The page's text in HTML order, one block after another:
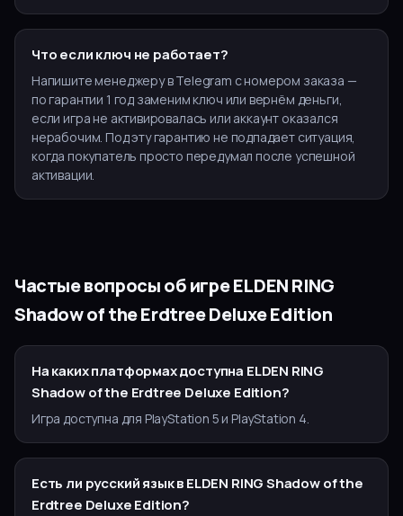
Что если ключ не работает?
Напишите менеджеру в Telegram с номером заказа —
по гарантии 1 год заменим ключ или вернём деньги,
если игра не активировалась или аккаунт оказался
нерабочим. Под эту гарантию не подпадает ситуация,
когда покупатель просто передумал после успешной
активации.
Частые вопросы об игреELDEN RING
Shadow of the Erdtree Deluxe Edition
На каких платформах доступна ELDEN RING
Shadow of the Erdtree Deluxe Edition?
Игра доступна для PlayStation 5 и PlayStation 4.
Есть ли русский язык в ELDEN RING Shadow of the
Erdtree Deluxe Edition?